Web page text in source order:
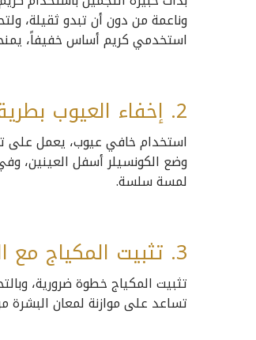
وناعمة من دون أن تبدو ثقيلة،
استخدمي كريم أساس خفيفاً،
2. إخفاء العيوب بطريقة ناعمة:
استخدام خافي عيوب، يعمل على
وضع الكونسيلر أسفل العينين،
لمسة سلسة.
3. تثبيت المكياج مع الحفاظ على التوهج:
تثبيت المكياج خطوة ضرورية،
تساعد على موازنة لمعان البشرة